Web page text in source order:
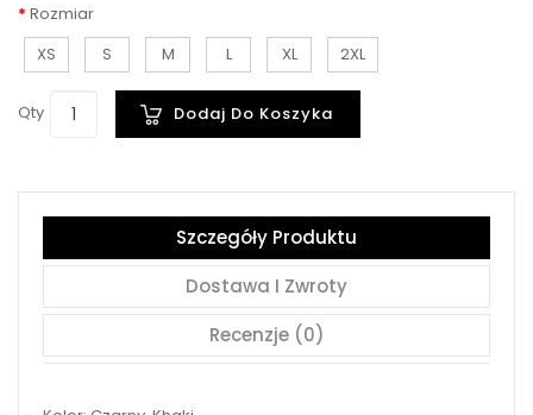
Rozmiar
XS
S M L XL 2XL
Qty Dodaj Do Koszyka
Szczegóły Produktu
Dostawa I Zwroty
Recenzje (0)